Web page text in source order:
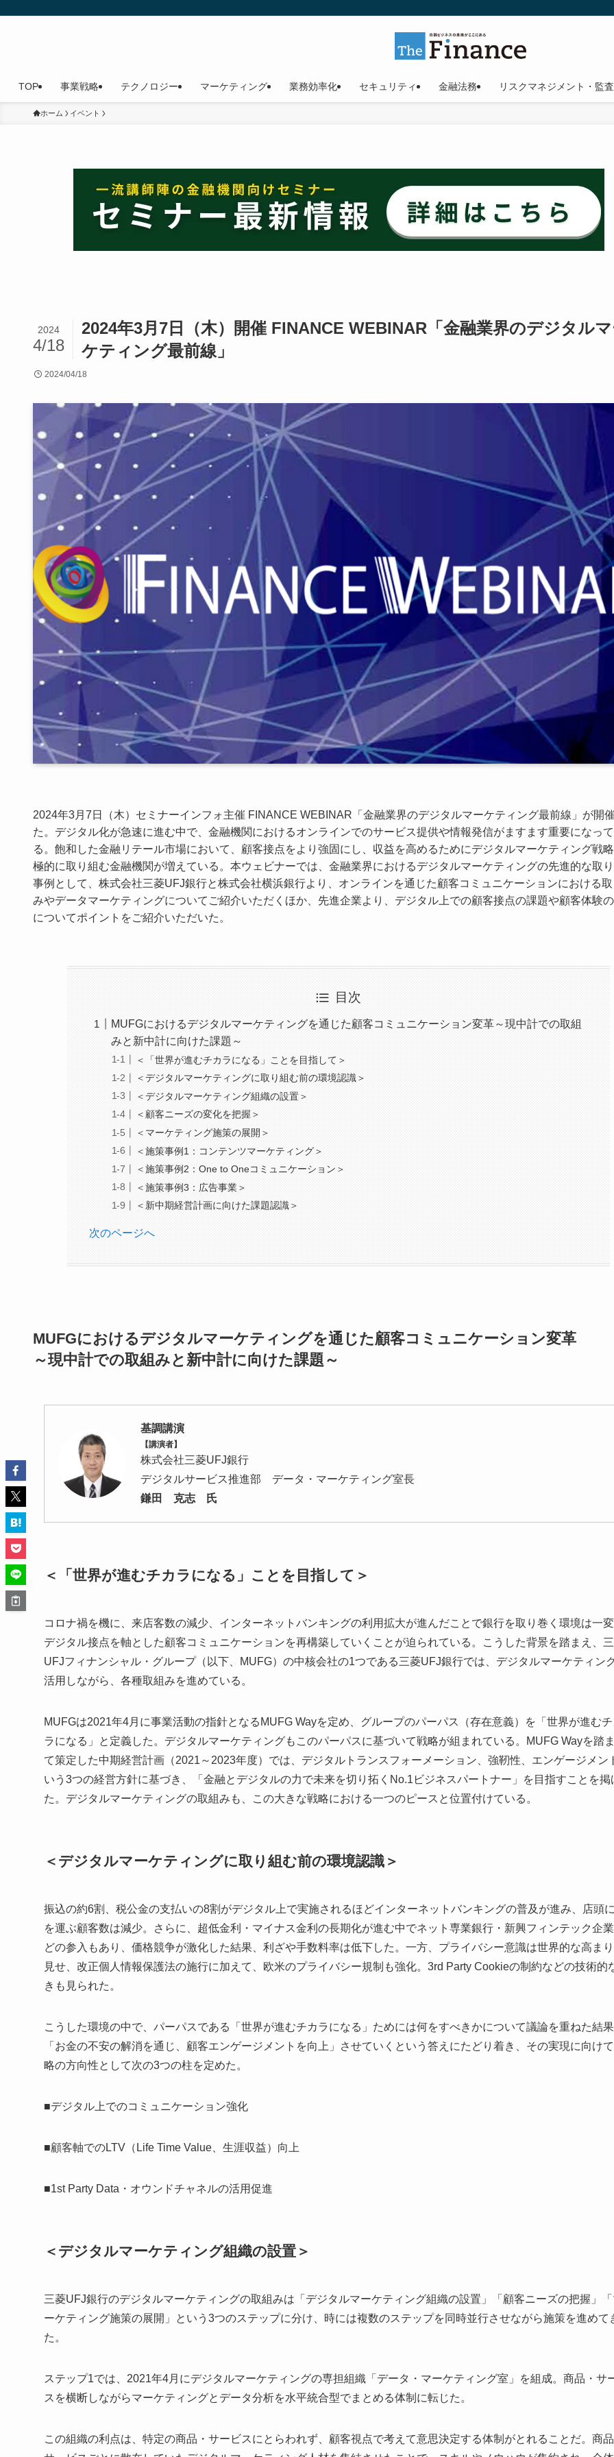
TOP 事業戦略 テクノロジー マーケティング 業務効率化 セキュリティ 金融法務 リスクマネジメント・監査
ホーム イベント
2024年3月7日（木）開催 FINANCE WEBINAR「金融業界のデジタル
ケティング最前線」
2024
4/18
2024/04/18
2024年3月7日（木）セミナーインフォ主催 FINANCE WEBINAR「金融業界のデジタルマーケティング最前線」が開
た。デジタル化が急速に進む中で、金融機関におけるオンラインでのサービス提供や情報発信がますます重要になっ
る。飽和した金融リテール市場において、顧客接点をより強固にし、収益を高めるためにデジタルマーケティング戦
極的に取り組む金融機関が増えている。本ウェビナーでは、金融業界におけるデジタルマーケティングの先進的な取
事例として、株式会社三菱UFJ銀行と株式会社横浜銀行より、オンラインを通じた顧客コミュニケーションにおける取
みやデータマーケティングについてご紹介いただくほか、先進企業より、デジタル上での顧客接点の課題や顧客体験
についてポイントをご紹介いただいた。
目次
MUFGにおけるデジタルマーケティングを通じた顧客コミュニケーション変革～現中計での取組
みと新中計に向けた課題～
＜「世界が進むチカラになる」ことを目指して＞
＜デジタルマーケティングに取り組む前の環境認識＞
＜デジタルマーケティング組織の設置＞
＜顧客ニーズの変化を把握＞
＜マーケティング施策の展開＞
＜施策事例1：コンテンツマーケティング＞
＜施策事例2：One to Oneコミュニケーション＞
＜施策事例3：広告事業＞
＜新中期経営計画に向けた課題認識＞
次のページへ
MUFGにおけるデジタルマーケティングを通じた顧客コミュニケーション変革
～現中計での取組みと新中計に向けた課題～
基調講演
【講演者】
株式会社三菱UFJ銀行
デジタルサービス推進部 データ・マーケティング室長
鎌田 克志 氏
＜「世界が進むチカラになる」ことを目指して＞
コロナ禍を機に、来店客数の減少、インターネットバンキングの利用拡大が進んだことで銀行を取り巻く環境は一変
デジタル接点を軸とした顧客コミュニケーションを再構築していくことが迫られている。こうした背景を踏まえ、
UFJフィナンシャル・グループ（以下、MUFG）の中核会社の1つである三菱UFJ銀行では、デジタルマーケティン
活用しながら、各種取組みを進めている。
MUFGは2021年4月に事業活動の指針となるMUFG Wayを定め、グループのパーパス（存在意義）を「世界が進むチ
ラになる」と定義した。デジタルマーケティングもこのパーパスに基づいて戦略が組まれている。MUFG Wayを踏ま
て策定した中期経営計画（2021～2023年度）では、デジタルトランスフォーメーション、強靭性、エンゲージメン
いう3つの経営方針に基づき、「金融とデジタルの力で未来を切り拓くNo.1ビジネスパートナー」を目指すことを掲
た。デジタルマーケティングの取組みも、この大きな戦略における一つのピースと位置付けている。
＜デジタルマーケティングに取り組む前の環境認識＞
振込の約6割、税公金の支払いの8割がデジタル上で実施されるほどインターネットバンキングの普及が進み、店頭
を運ぶ顧客数は減少。さらに、超低金利・マイナス金利の長期化が進む中でネット専業銀行・新興フィンテック企
どの参入もあり、価格競争が激化した結果、利ざや手数料率は低下した。一方、プライバシー意識は世界的な高ま
見せ、改正個人情報保護法の施行に加えて、欧米のプライバシー規制も強化。3rd Party Cookieの制約などの技術的
きも見られた。
こうした環境の中で、パーパスである「世界が進むチカラになる」ためには何をすべきかについて議論を重ねた結果
「お金の不安の解消を通じ、顧客エンゲージメントを向上」させていくという答えにたどり着き、その実現に向け
略の方向性として次の3つの柱を定めた。
■デジタル上でのコミュニケーション強化
■顧客軸でのLTV（Life Time Value、生涯収益）向上
■1st Party Data・オウンドチャネルの活用促進
＜デジタルマーケティング組織の設置＞
三菱UFJ銀行のデジタルマーケティングの取組みは「デジタルマーケティング組織の設置」「顧客ニーズの把握」「
ーケティング施策の展開」という3つのステップに分け、時には複数のステップを同時並行させながら施策を進めて
た。
ステップ1では、2021年4月にデジタルマーケティングの専担組織「データ・マーケティング室」を組成。商品・サ
スを横断しながらマーケティングとデータ分析を水平統合型でまとめる体制に転じた。
この組織の利点は、特定の商品・サービスにとらわれず、顧客視点で考えて意思決定する体制がとれることだ。商品